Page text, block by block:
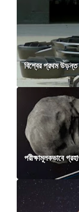
বিশ্বের প্রথম
পরীক্ষামূলকভাবে